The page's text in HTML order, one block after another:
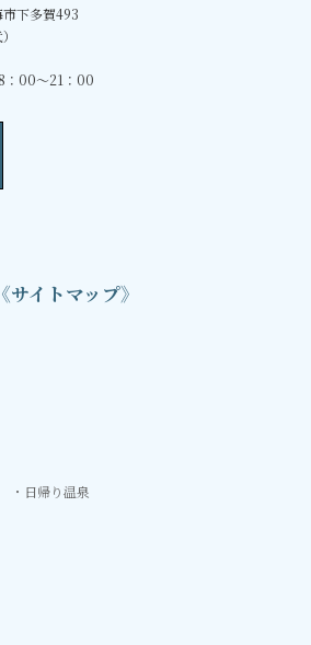
下多賀493
：00～21：00
《サイトマップ》
日帰り温泉